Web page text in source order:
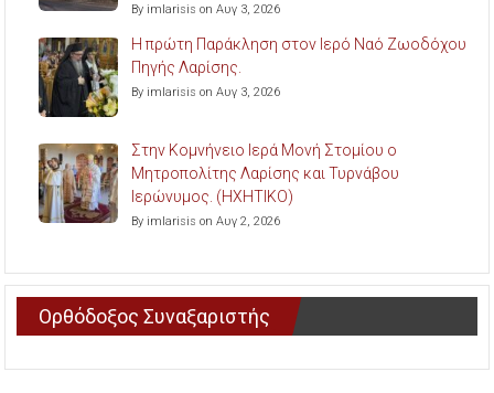
By imlarisis on Αυγ 3, 2026
Η πρώτη Παράκληση στον Ιερό Ναό Ζωοδόχου
Πηγής Λαρίσης.
By imlarisis on Αυγ 3, 2026
Στην Κομνήνειο Ιερά Μονή Στομίου ο
Μητροπολίτης Λαρίσης και Τυρνάβου
Ιερώνυμος. (ΗΧΗΤΙΚΟ)
By imlarisis on Αυγ 2, 2026
Ορθόδοξος Συναξαριστής